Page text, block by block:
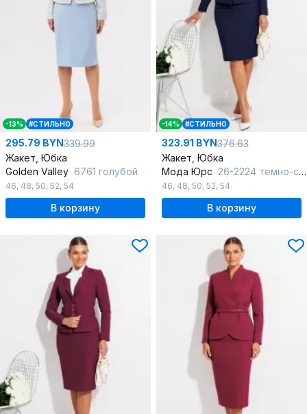
-13% #СТИЛЬНО
295.79 BYN339.99
Жакет, Юбка
Golden Valley 6761 голубой
46, 48, 50, 52, 54
В корзину
-14% #СТИЛЬНО
323.91 BYN376.63
Жакет, Юбка
Мода Юрс 26-2224 темно-синий
46, 48, 50, 52, 54
В корзину